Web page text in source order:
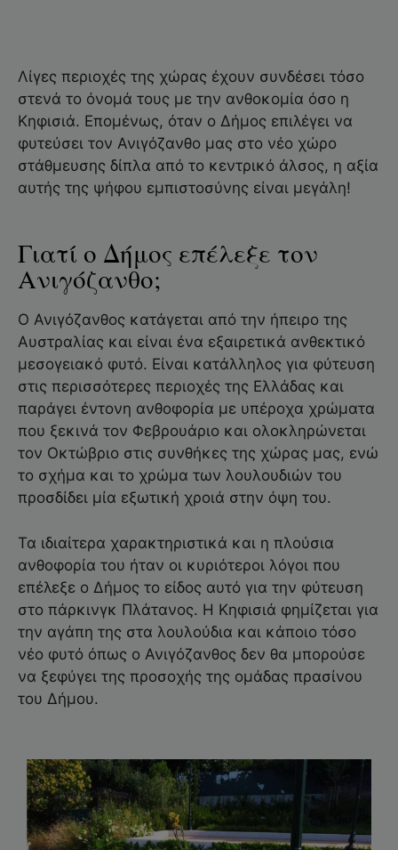
Λίγες περιοχές της χώρας έχουν συνδέσει τόσο
στενά το όνομά τους με την ανθοκομία όσο η
Κηφισιά. Επομένως, όταν ο Δήμος επιλέγει να
φυτεύσει τον Ανιγόζανθο μας στο νέο χώρο
στάθμευσης δίπλα από το κεντρικό άλσος, η αξία
αυτής της ψήφου εμπιστοσύνης είναι μεγάλη!
Γιατί ο Δήμος επέλεξε τον
Ανιγόζανθο;
Ο Ανιγόζανθος κατάγεται από την ήπειρο της
Αυστραλίας και είναι ένα εξαιρετικά ανθεκτικό
μεσογειακό φυτό. Είναι κατάλληλος για φύτευση
στις περισσότερες περιοχές της Ελλάδας και
παράγει έντονη ανθοφορία με υπέροχα χρώματα
που ξεκινά τον Φεβρουάριο και ολοκληρώνεται
τον Οκτώβριο στις συνθήκες της χώρας μας, ενώ
το σχήμα και το χρώμα των λουλουδιών του
προσδίδει μία εξωτική χροιά στην όψη του.
Τα ιδιαίτερα χαρακτηριστικά και η πλούσια
ανθοφορία του ήταν οι κυριότεροι λόγοι που
επέλεξε ο Δήμος το είδος αυτό για την φύτευση
στο πάρκινγκ Πλάτανος. Η Κηφισιά φημίζεται για
την αγάπη της στα λουλούδια και κάποιο τόσο
νέο φυτό όπως ο Ανιγόζανθος δεν θα μπορούσε
να ξεφύγει της προσοχής της ομάδας πρασίνου
του Δήμου.